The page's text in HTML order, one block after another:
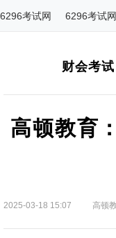
6296考试网 6296考试网
财会考试
高顿教育
2025-03-18 15:07 高顿